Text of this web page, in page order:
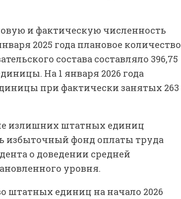
и фактическую численность
2025 года плановое количество
состава составляло 396,75
На 1 января 2026 года
при фактически занятых 263
излишних штатных единиц
избыточный фонд оплаты труда
о доведении средней
уровня.
штатных единиц на начало 2026